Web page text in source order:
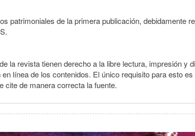
patrimoniales de la primera publicación, debidamente
la revista tienen derecho a la libre lectura, impresión y
línea de los contenidos. El único requisito para esto
cite de manera correcta la fuente.